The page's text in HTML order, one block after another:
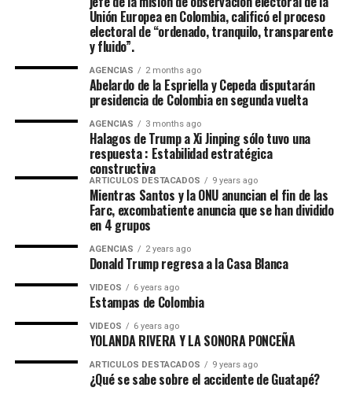
Unión Europea en Colombia, calificó el proceso
electoral de “ordenado, tranquilo, transparente
y fluido”.
AGENCIAS 2 months ago
Abelardo de la Espriella y Cepeda disputarán
presidencia de Colombia en segunda vuelta
AGENCIAS 3 months ago
Halagos de Trump a Xi Jinping sólo tuvo una
respuesta : Estabilidad estratégica
constructiva
ARTICULOS DESTACADOS 9 years ago
Mientras Santos y la ONU anuncian el fin de las
Farc, excombatiente anuncia que se han dividido
en 4 grupos
AGENCIAS 2 years ago
Donald Trump regresa a la Casa Blanca
VIDEOS 6 years ago
Estampas de Colombia
VIDEOS 6 years ago
YOLANDA RIVERA Y LA SONORA PONCEÑA
ARTICULOS DESTACADOS 9 years ago
¿Qué se sabe sobre el accidente de Guatapé?